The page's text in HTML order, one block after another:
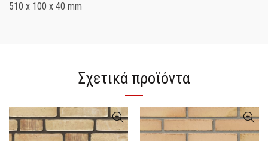
510 x 100 x 40 mm
Σχετικά προϊόντα